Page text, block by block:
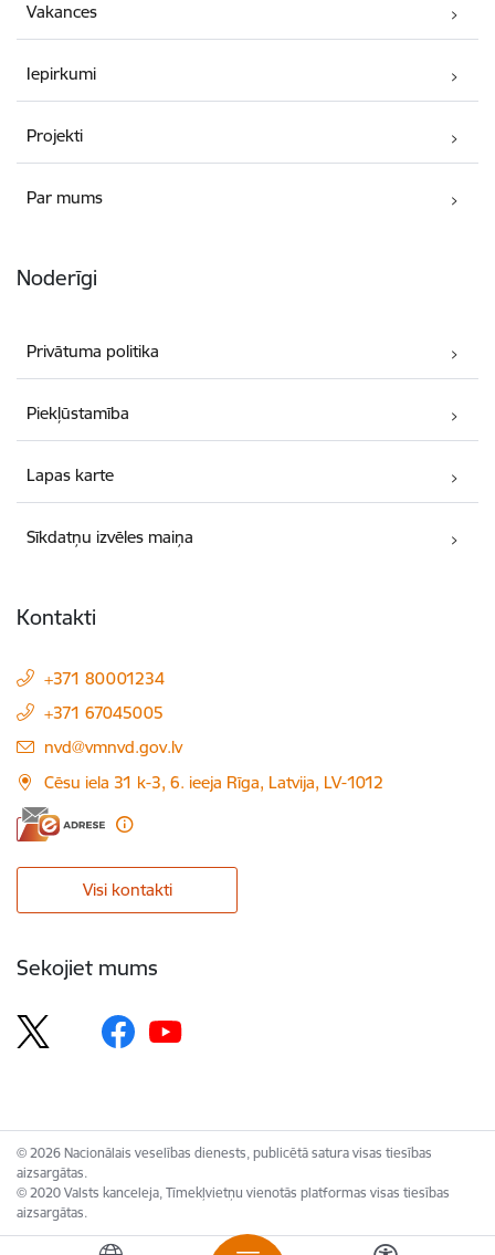
Vakances
Iepirkumi
Projekti
Par mums
Noderīgi
Privātuma politika
Piekļūstamība
Lapas karte
Sīkdatņu izvēles maiņa
Kontakti
+371 80001234
+371 67045005
E-pasts:
nvd@vmnvd.gov.lv
Cēsu iela 31 k-3, 6. ieeja Rīga, Latvija, LV-1012
Visi kontakti
Sekojiet mums
© 2026 Nacionālais veselības dienests, publicētā satura visas tiesības
aizsargātas.
© 2020 Valsts kanceleja, Tīmekļvietņu vienotās platformas visas tiesības
aizsargātas.